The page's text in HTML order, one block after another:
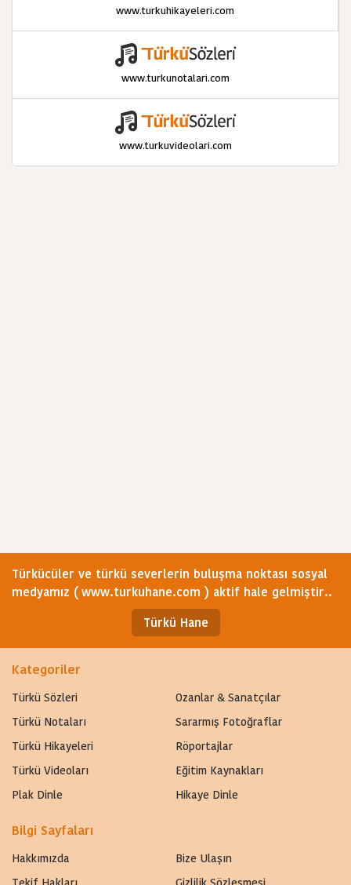
www.turkuhikayeleri.com
www.turkunotalari.com
www.turkuvideolari.com
Türkücüler ve türkü severlerin buluşma noktası sosyal
medyamız ( www.turkuhane.com ) aktif hale gelmiştir..
Türkü Hane
Kategoriler
Türkü Sözleri
Ozanlar & Sanatçılar
Türkü Notaları
Sararmış Fotoğraflar
Türkü Hikayeleri
Röportajlar
Türkü Videoları
Eğitim Kaynakları
Plak Dinle
Hikaye Dinle
Bilgi Sayfaları
Hakkımızda
Bize Ulaşın